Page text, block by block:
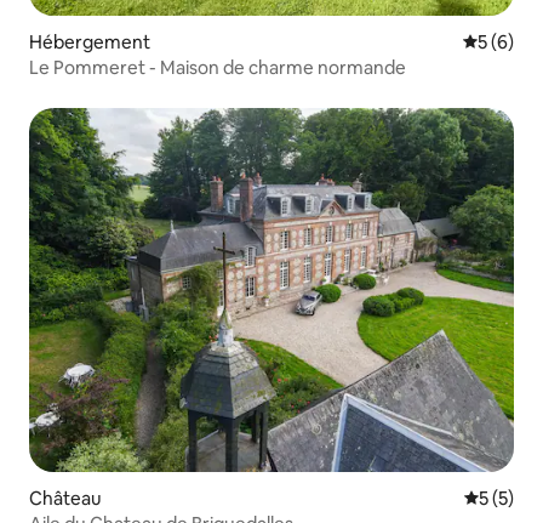
Hébergement
5 (6)
Le Pommeret - Maison de charme normande
Château
5 (5)